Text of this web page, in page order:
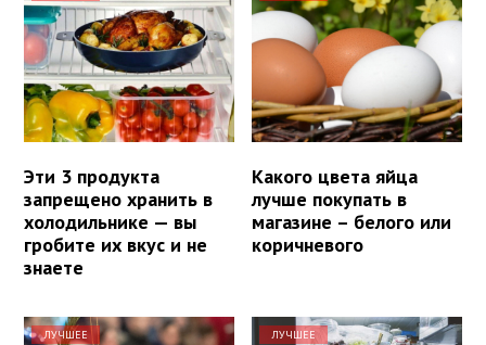
Эти 3 продукта
запрещено хранить в
холодильнике — вы
гробите их вкус и не
знаете
Какого цвета яйца
лучше покупать в
магазине – белого или
коричневого
ЛУЧШЕЕ ЛУЧШЕЕ